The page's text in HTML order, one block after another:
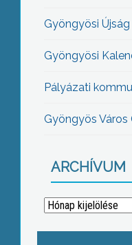
Gyöngyösi Újság
Gyöngyösi
Pályázati
Gyöngyös Város
ARCHÍVUM
Archívum